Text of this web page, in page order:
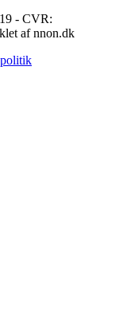
- CVR:
af nnon.dk